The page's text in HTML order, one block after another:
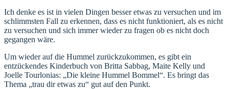
Ich denke es ist in vielen Dingen besser etwas zu versuchen und im
schlimmsten Fall zu erkennen, dass es nicht funktioniert, als es nicht
zu versuchen und sich immer wieder zu fragen ob es nicht doch
gegangen wäre.
Um wieder auf die Hummel zurückzukommen, es gibt ein
entzückendes Kinderbuch von Britta Sabbag, Maite Kelly und
Joelle Tourlonias: „Die kleine Hummel Bommel“. Es bringt das
Thema „trau dir etwas zu“ gut auf den Punkt.